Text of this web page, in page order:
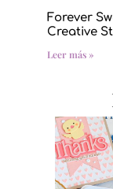
Forever
Creative
Leer más »